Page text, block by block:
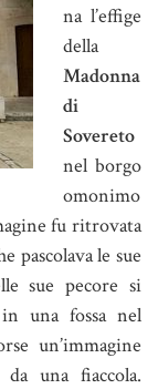
na l’effige
della
Madonna
di
Sovereto
nel borgo
omonimo
fu ritrovata
pascolava le sue
sue pecore si
una fossa nel
un’immagine
una fiaccola.